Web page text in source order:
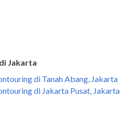
Jakarta
di Tanah Abang, Jakarta
di Jakarta Pusat, Jakarta